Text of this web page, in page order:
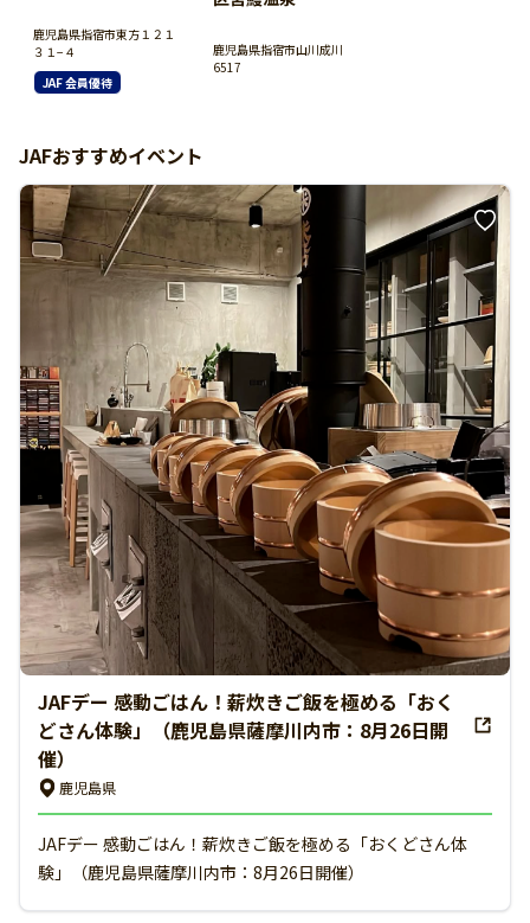
鹿児島県指宿市東方１２１
３１−４
JAF 会員優待
鹿児島県指宿市山川成川
6517
JAFおすすめイベント
JAFデー 感動ごはん！薪炊きご飯を極める「おく
どさん体験」（鹿児島県薩摩川内市：8月26日開
催）
鹿児島県
JAFデー 感動ごはん！薪炊きご飯を極める「おくどさん体
験」（鹿児島県薩摩川内市：8月26日開催）